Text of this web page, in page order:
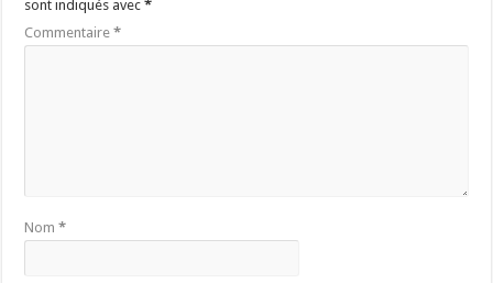
sont indiqués avec*
Commentaire*
Nom*